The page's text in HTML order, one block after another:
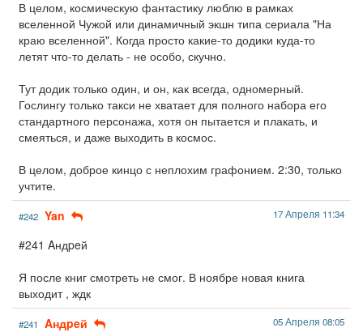
В целом, космическую фантастику люблю в рамках
вселенной Чужой или динамичный экшн типа сериала "На
краю вселенной". Когда просто какие-то додики куда-то
летят что-то делать - не особо, скучно.
Тут додик только один, и он, как всегда, одномерный.
Гослингу только такси не хватает для полного набора его
стандартного персонажа, хотя он пытается и плакать, и
смеяться, и даже выходить в космос.
В целом, доброе кинцо с неплохим графонием. 2:30, только
учтите.
#242 Yan 17 Апреля 11:34
#241 Aндpeй
Я после книг смотреть не смог. В ноябре новая книга
выходит , ждк
#241 Aндpeй 05 Апреля 08:05